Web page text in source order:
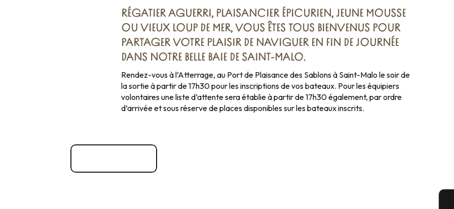
RÉGATIER AGUERRI, PLAISANCIER ÉPICURIEN, JEUNE MOUSSE
OU VIEUX LOUP DE MER, VOUS ÊTES TOUS BIENVENUS POUR
PARTAGER VOTRE PLAISIR DE NAVIGUER EN FIN DE JOURNÉE
DANS NOTRE BELLE BAIE DE SAINT-MALO.
Rendez-vous à l’Atterrage, au Port de Plaisance des Sablons à Saint-Malo le soir de
la sortie à partir de 17h30 pour les inscriptions de vos bateaux. Pour les équipiers
volontaires une liste d’attente sera établie à partir de 17h30 également, par ordre
d’arrivée et sous réserve de places disponibles sur les bateaux inscrits.